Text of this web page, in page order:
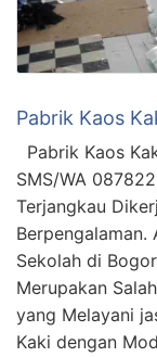
Pabrik Kaos
Pabrik Kaos
SMS/WA
Terjangkau
Berpengalaman.
Sekolah di
Merupakan
yang Melayani
Kaki dengan